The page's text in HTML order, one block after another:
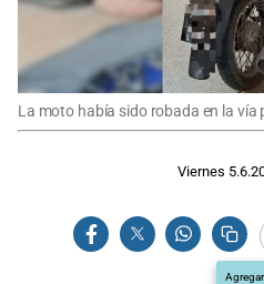
La moto había sido robada en la vía
Viernes